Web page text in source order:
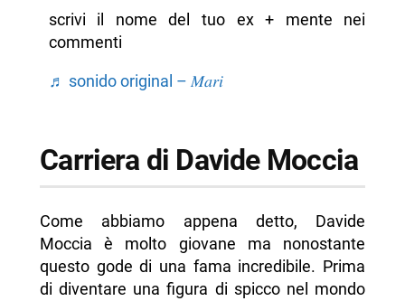
scrivi il nome del tuo ex + mente nei
commenti
♬ sonido original – 𝑀𝑎𝑟𝑖
Carriera di Davide Moccia
Come abbiamo appena detto, Davide
Moccia è molto giovane ma nonostante
questo gode di una fama incredibile. Prima
di diventare una figura di spicco nel mondo